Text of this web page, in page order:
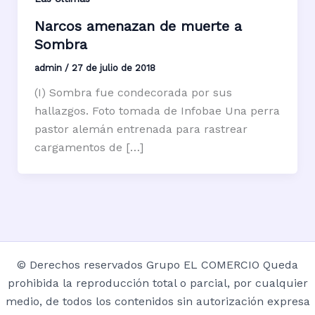
Narcos amenazan de muerte a
Sombra
admin / 27 de julio de 2018
(I) Sombra fue condecorada por sus
hallazgos. Foto tomada de Infobae Una perra
pastor alemán entrenada para rastrear
cargamentos de […]
© Derechos reservados Grupo EL COMERCIO Queda
prohibida la reproducción total o parcial, por cualquier
medio, de todos los contenidos sin autorización expresa